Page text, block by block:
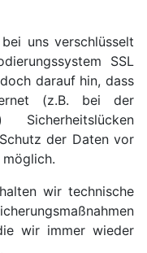
uns verschlüsselt
SSL
darauf hin, dass
(z.B. bei der
der Daten vor
wir technische
wir immer wieder